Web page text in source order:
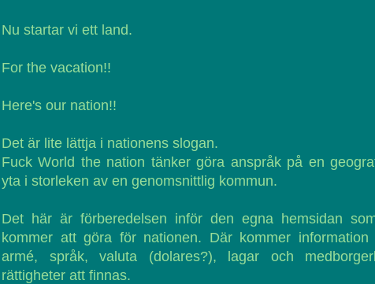
Nu startar vi ett land.
For the vacation!!
Here's our nation!!
Det är lite lättja i nationens slogan.
Fuck World the nation tänker göra anspråk på en
yta i storleken av en genomsnittlig kommun.
Det här är förberedelsen inför den egna hemsidan
kommer att göra för nationen. Där kommer information
armé, språk, valuta (dolares?), lagar och
rättigheter att finnas.